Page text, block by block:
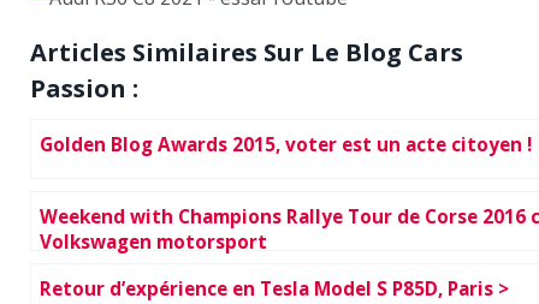
Articles Similaires Sur Le Blog Cars
Passion :
Golden Blog Awards 2015, voter est un acte citoyen !
Weekend with Champions Rallye Tour de Corse 2016
Volkswagen motorsport
Retour d’expérience en Tesla Model S P85D, Paris >